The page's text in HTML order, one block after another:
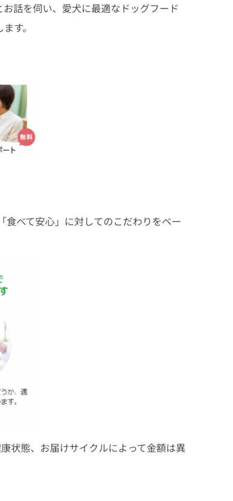
話を伺い、愛犬に最適なドッグフード
す。
べて安心」に対してのこだわりをベー
状態、お届けサイクルによって金額は異